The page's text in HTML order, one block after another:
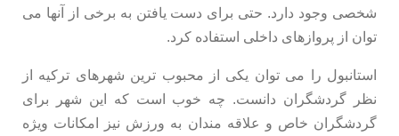
شخصی وجود دارد. حتی برای دست یافتن به برخی از آنها می
توان از پروازهای داخلی استفاده کرد.
استانبول را می توان یکی از محبوب ترین شهرهای ترکیه از
نظر گردشگران دانست. چه خوب است که این شهر برای
گردشگران خاص و علاقه مندان به ورزش نیز امکانات ویژه